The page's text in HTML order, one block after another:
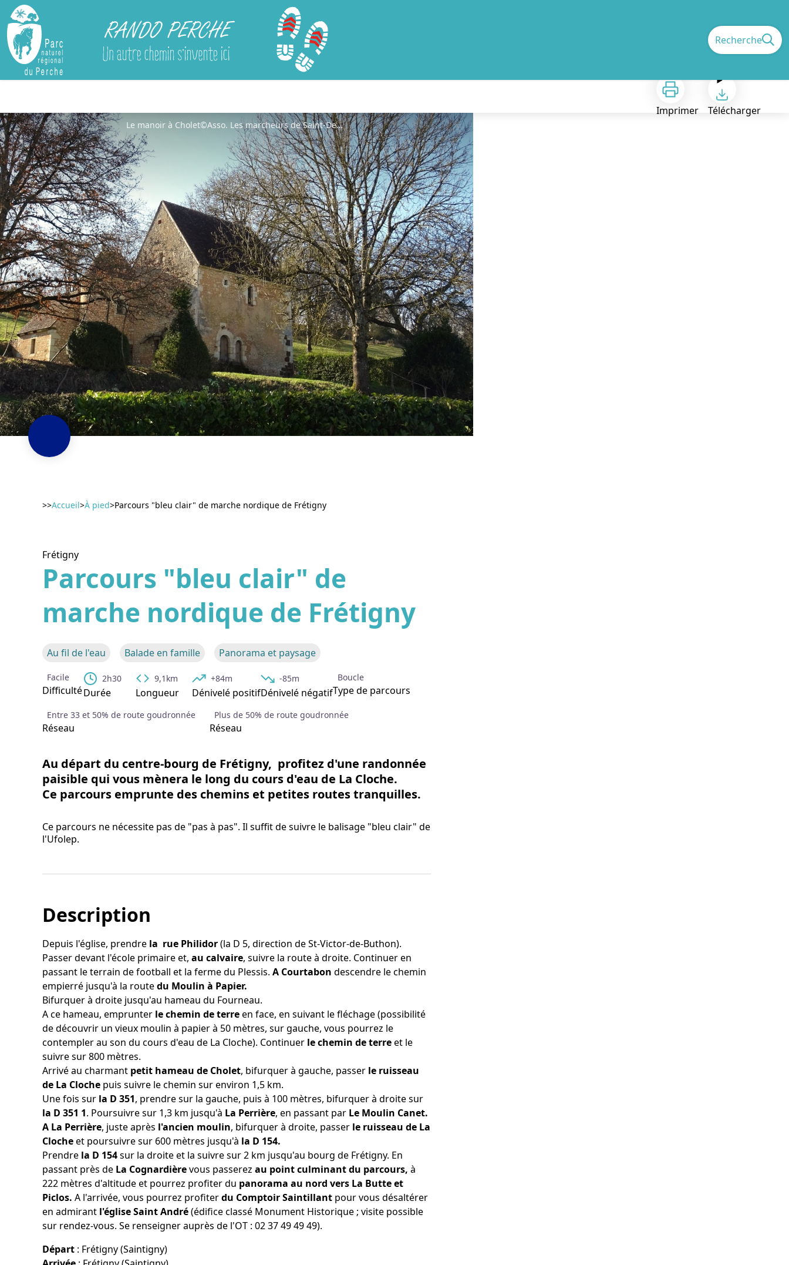
Rando Perche Recherche
Imprimer Télécharger
Le manoir à Cholet©Asso. Les marcheurs de Saint-Denis
Voir l'image en plein écran
>>Accueil>À pied>Parcours "bleu clair" de marche nordique de Frétigny
Frétigny
Parcours "bleu clair" de
marche nordique de Frétigny
Au fil de l'eau Balade en famille Panorama et paysage
Facile
Difficulté
2h30
Durée
9,1km
Longueur
+84m
Dénivelé positif
-85m
Dénivelé négatif
Boucle
Type de parcours
Entre 33 et 50% de route goudronnée
Réseau
Plus de 50% de route goudronnée
Réseau
Au départ du centre-bourg de Frétigny, profitez d'une randonnée
paisible qui vous mènera le long du cours d'eau de La Cloche.
Ce parcours emprunte des chemins et petites routes tranquilles.
Ce parcours ne nécessite pas de "pas à pas". Il suffit de suivre le balisage "bleu clair" de
l'Ufolep.
Description
Depuis l'église, prendre la rue Philidor(la D 5, direction de St-Victor-de-Buthon).
Passer devant l'école primaire et, au calvaire, suivre la route à droite. Continuer en
passant le terrain de football et la ferme du Plessis. A Courtabon descendre le chemin
empierré jusqu'à la routedu Moulin à Papier.
Bifurquer à droite jusqu'au hameau du Fourneau.
A ce hameau, emprunter le chemin de terreen face, en suivant le fléchage (possibilité
de découvrir un vieux moulin à papier à 50 mètres, sur gauche, vous pourrez le
contempler au son du cours d'eau de La Cloche). Continuer le chemin de terreet le
suivre sur 800 mètres.
Arrivé au charmant petit hameau de Cholet, bifurquer à gauche, passer le ruisseau
de La Cloche puis suivre le chemin sur environ 1,5 km.
Une fois sur la D 351, prendre sur la gauche, puis à 100 mètres, bifurquer à droite sur
la D 351 1. Poursuivre sur 1,3 km jusqu'à La Perrière, en passant par Le Moulin Canet.
A La Perrière, juste après l'ancien moulin, bifurquer à droite, passer le ruisseau de La
Clocheet poursuivre sur 600 mètres jusqu'à la D 154.
Prendre la D 154sur la droite et la suivre sur 2 km jusqu'au bourg de Frétigny. En
passant près de La Cognardièrevous passerez au point culminant du parcours, à
222 mètres d'altitude et pourrez profiter du panorama au nord vers La Butte et
Piclos. A l'arrivée, vous pourrez profiterdu Comptoir Saintillant pour vous désaltérer
en admirant l'église Saint André(édifice classé Monument Historique ; visite possible
sur rendez-vous. Se renseigner auprès de l'OT : 02 37 49 49 49).
Départ : Frétigny (Saintigny)